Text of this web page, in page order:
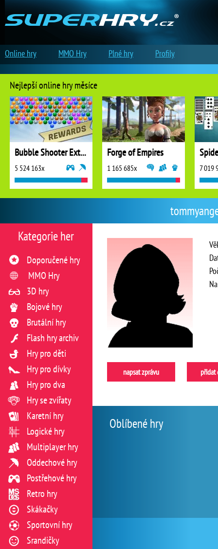
napsat zprávu přidat
Oblíbené hry
Kategorie her
Doporučené hry
MMO Hry
3D hry
Bojové hry
Brutální hry
Flash hry archiv
Hry pro děti
Hry pro dívky
Hry pro dva
Hry se zvířaty
Karetní hry
Logické hry
Multiplayer hry
Oddechové hry
Postřehové hry
Retro hry
Skákačky
Sportovní hry
Srandičky
Nejlepší online hry měsíce
Bubble Shooter Extreme
5 524 163x
Forge of Empires
1 165 685x 7 019
Online hry MMO Hry Plné hry Profily